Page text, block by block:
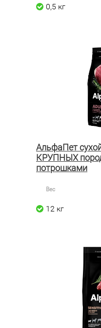
0,5 кг
АльфаПет
КРУПНЫХ
потрошками
Вес
12 кг